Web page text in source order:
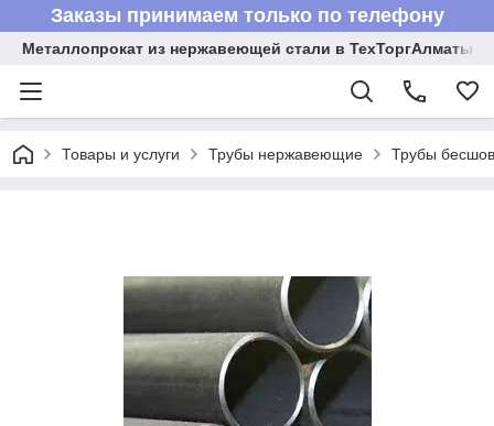
Заказы принимаем только по телефону
Металлопрокат из нержавеющей стали в ТехТоргАлматы
Товары и услуги Трубы нержавеющие Трубы